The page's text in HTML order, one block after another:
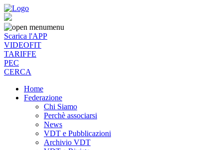
menu
Scarica l'APP
VIDEOFIT
TARIFFE
PEC
CERCA
Home
Federazione
Chi Siamo
Perchè associarsi
News
VDT e Pubblicazioni
Archivio VDT